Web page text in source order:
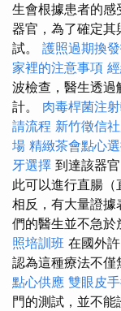
生會根據患者的
器官，為了確定其
試。 護照過期換
家裡的注意事項
波檢查，醫生透
計。 肉毒桿菌注
請流程 新竹徵信
場 精緻茶會點心
牙選擇 到達該器
此可以進行直腸
相反，有大量證
們的醫生並不急於
照培訓班 在國外
認為這種療法不僅
點心供應 雙眼皮
門的測試，並不能